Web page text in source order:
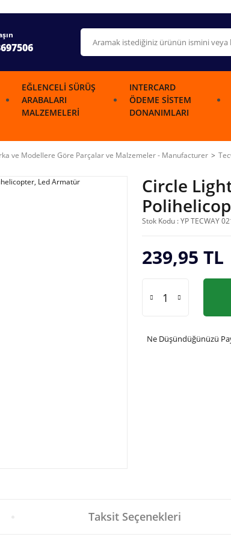
EĞLENCELI SÜRÜŞ
ARABALARI
MALZEMELERI
INTERCARD
ÖDEME SISTEM
DONANIMLARI
ve Modellere Göre Parçalar ve Malzemeler - Manufacturer
Circle
Stok Kodu : YP TECWAY
239,95 TL
Ne Düşündüğünüzü
Taksit Seçenekleri